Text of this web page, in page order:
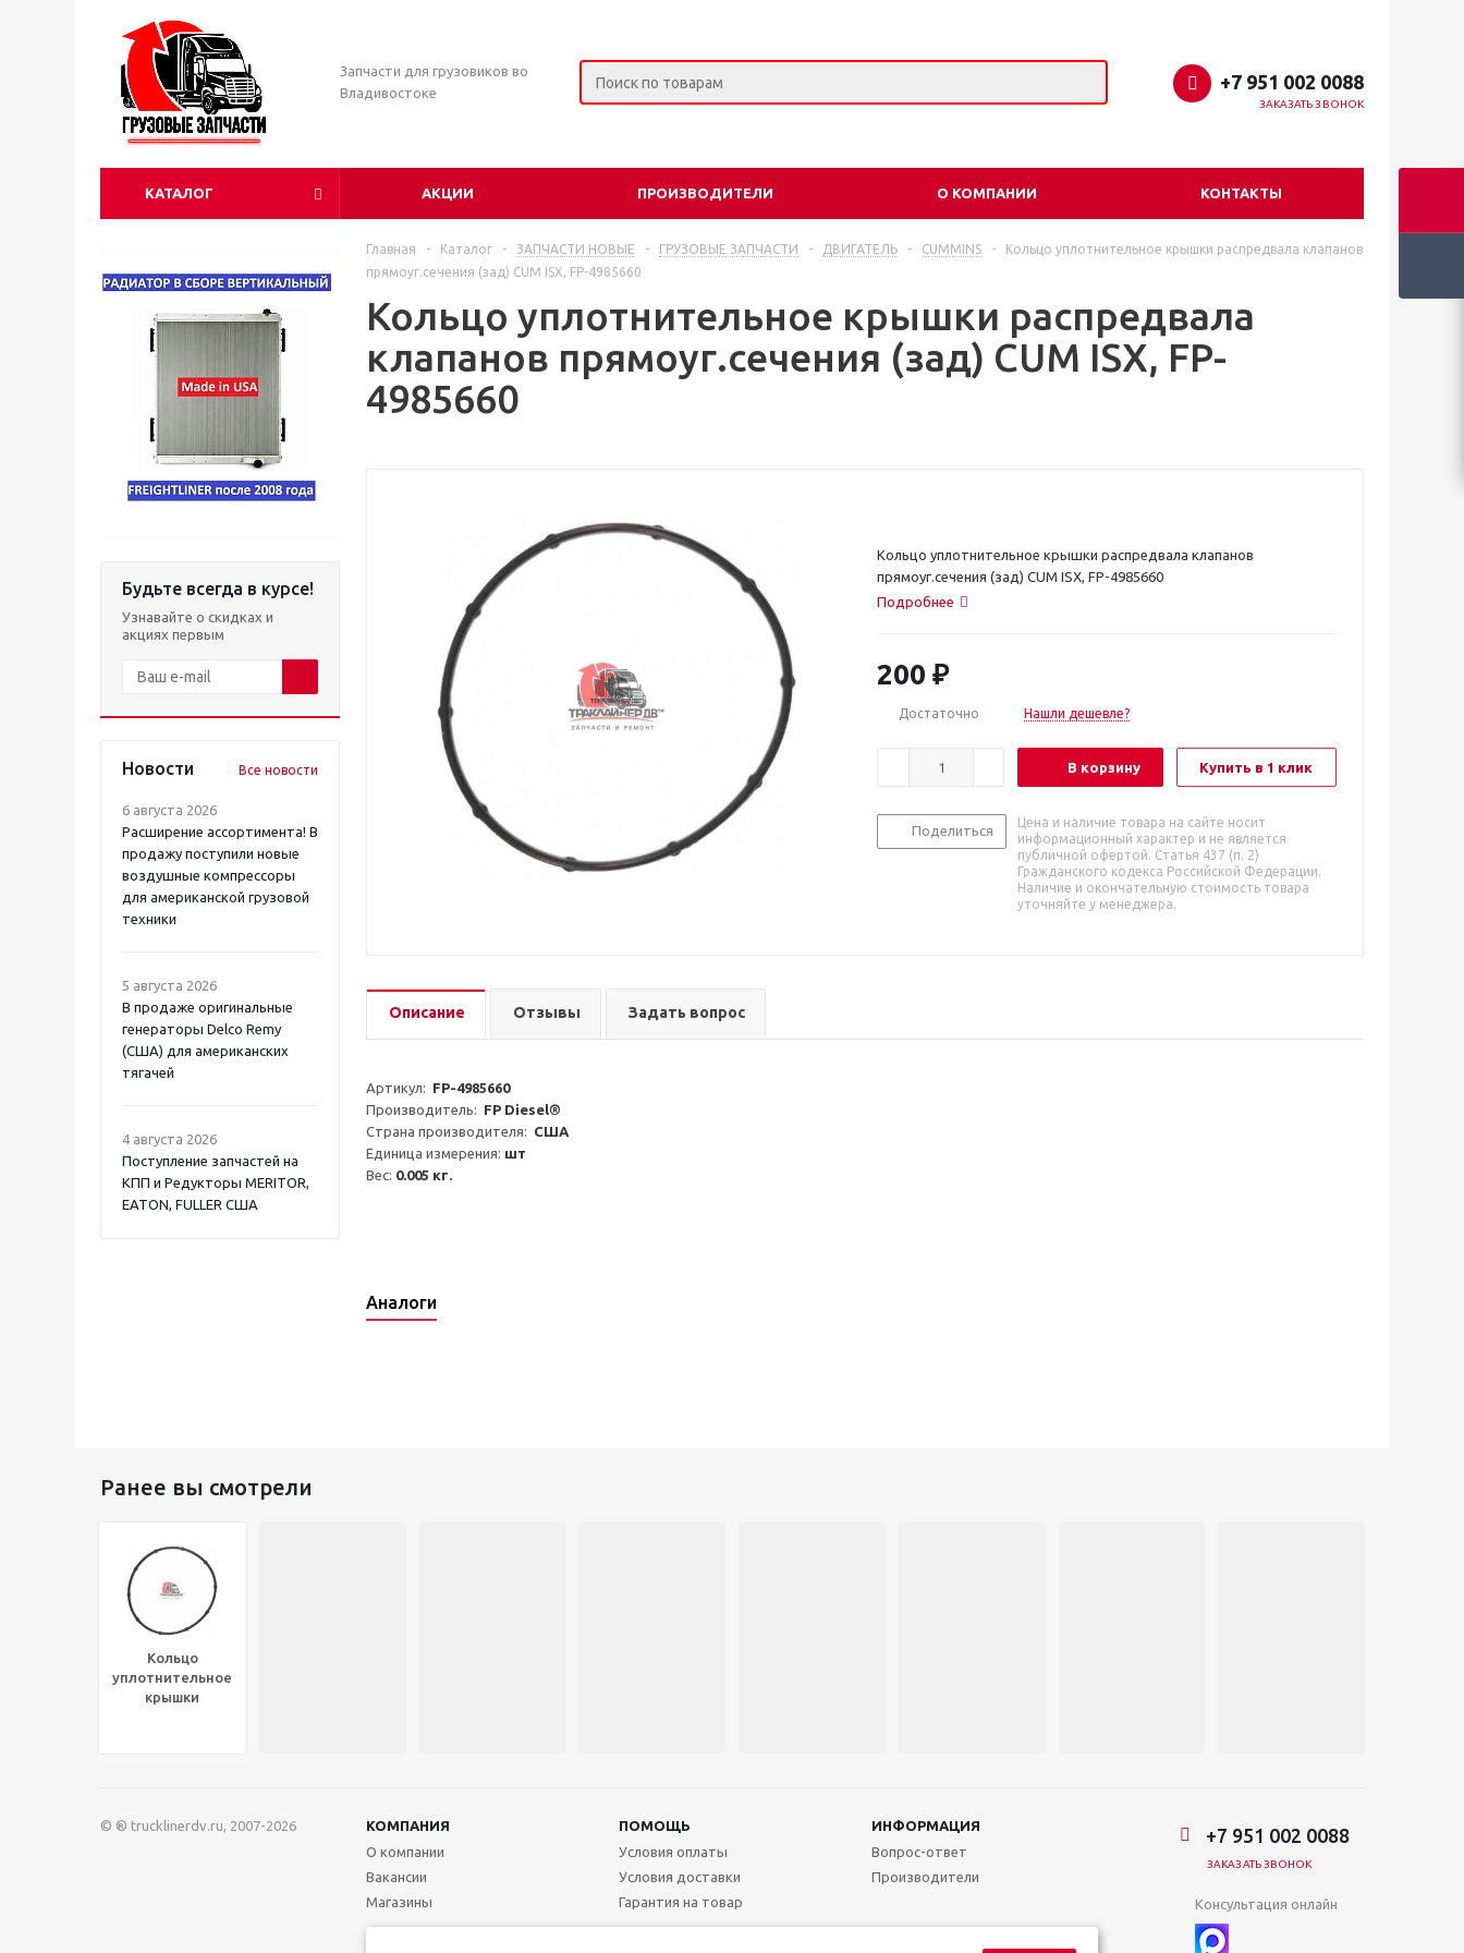
Запчасти для грузовиков во
Владивостоке
+7 951 002 0088
ЗАКАЗАТЬ ЗВОНОК
КАТАЛОГ АКЦИИ ПРОИЗВОДИТЕЛИ О КОМПАНИИ КОНТАКТЫ
Будьте всегда в курсе!
Узнавайте о скидках и
акциях первым
Новости Все новости
6 августа 2026
Расширение ассортимента! В
продажу поступили новые
воздушные компрессоры
для американской грузовой
техники
5 августа 2026
В продаже оригинальные
генераторы Delco Remy
(США) для американских
тягачей
4 августа 2026
Поступление запчастей на
КПП и Редукторы MERITOR,
EATON, FULLER США
Главная - Каталог - ЗАПЧАСТИ НОВЫЕ - ГРУЗОВЫЕ ЗАПЧАСТИ - ДВИГАТЕЛЬ - CUMMINS -
Кольцо уплотнительное крышки распредвала клапанов
прямоуг.сечения (зад) CUM ISX, FP-4985660
Кольцо уплотнительное крышки распредвала
клапанов прямоуг.сечения (зад) CUM ISX, FP-
4985660
Кольцо уплотнительное крышки распредвала клапанов
прямоуг.сечения (зад) CUM ISX, FP-4985660
Подробнее
200 ₽
Достаточно Нашли дешевле?
В корзину Купить в 1 клик
Поделиться
Цена и наличие товара на сайте носит
информационный характер и не является
публичной офертой. Статья 437 (п. 2)
Гражданского кодекса Российской Федерации.
Наличие и окончательную стоимость товара
уточняйте у менеджера.
Описание Отзывы Задать вопрос
Артикул: FP-4985660
Производитель: FP Diesel®
Страна производителя: США
Единица измерения: шт
Вес: 0.005 кг.
Аналоги
Ранее вы смотрели
Кольцо
уплотнительное
крышки
© ® trucklinerdv.ru, 2007-2026
КОМПАНИЯ ПОМОЩЬ
ИНФОРМАЦИЯ
О компании
Вакансии
Магазины
Условия оплаты
Условия доставки
Гарантия на товар
Вопрос-ответ
Производители
+7 951 002 0088
ЗАКАЗАТЬ ЗВОНОК
Консультация онлайн